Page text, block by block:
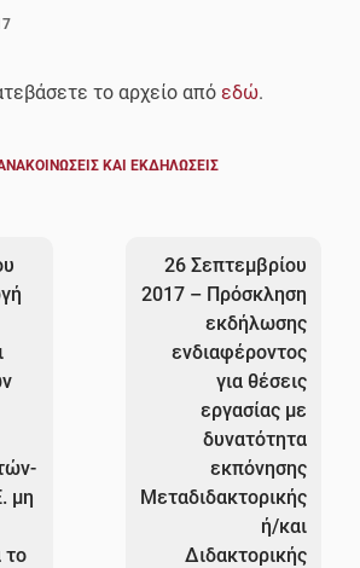
το αρχείο απόεδώ.
ΚΑΙ ΕΚΔΗΛΏΣΕΙΣ
μη
το
26 Σεπτεμβρίου
2017 – Πρόσκληση
εκδήλωσης
ενδιαφέροντος
για θέσεις
εργασίας με
δυνατότητα
εκπόνησης
Μεταδιδακτορικής
ή/και
Διδακτορικής